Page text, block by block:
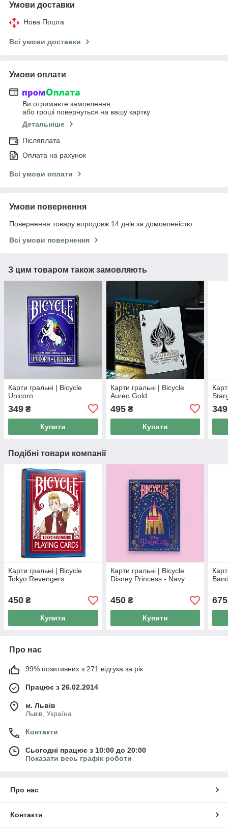
Умови доставки
Нова Пошта
Всі умови доставки
Умови оплати
Ви отримаєте замовлення
або гроші повернуться на вашу картку
Детальніше
Післяплата
Оплата на рахунок
Всі умови оплати
Умови повернення
Повернення товару впродовж 14 днів за домовленістю
Всі умови повернення
З цим товаром також замовляють
Карти гральні | Bicycle
Unicorn
349 ₴
Купити
Карти гральні | Bicycle
Aureo Gold
495₴
Купити
349
Подібні товари компанії
Карти гральні | Bicycle
Tokyo Revengers
450 ₴
Купити
Карти гральні | Bicycle
Disney Princess - Navy
450₴
Купити
675
Про нас
99% позитивних з 271 відгука за рік
Працює з 26.02.2014
м. Львів
Львів, Україна
Контакти
Сьогодні працює з 10:00 до 20:00
Показати весь графік роботи
Про нас
Контакти